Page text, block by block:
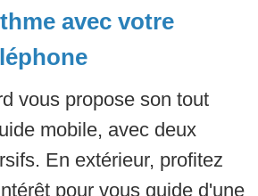
avec votre
vous propose son tout
mobile, avec deux
En extérieur, profitez
pour vous guide d'une